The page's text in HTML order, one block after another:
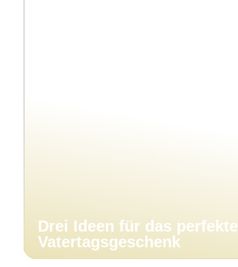
Drei Ideen für das perfekte
Vatertagsgeschenk